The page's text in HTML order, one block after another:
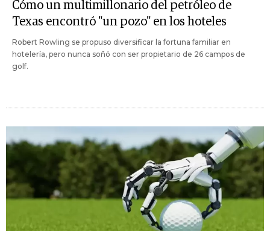
Cómo un multimillonario del petróleo de
Texas encontró "un pozo" en los hoteles
Robert Rowling se propuso diversificar la fortuna familiar en
hotelería, pero nunca soñó con ser propietario de 26 campos de
golf.